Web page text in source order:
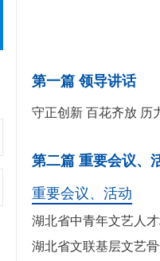
第一篇 领导讲话
守正创新 百花齐放
第二篇 重要会议、
重要会议、活动
湖北省中青年文艺人
湖北省文联基层文艺